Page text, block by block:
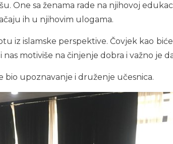
One sa ženama rade na njihovoj
ih u njihovim ulogama.
iz islamske perspektive. Čovjek kao
motiviše na činjenje dobra i važno je
bio upoznavanje i druženje učesnica.